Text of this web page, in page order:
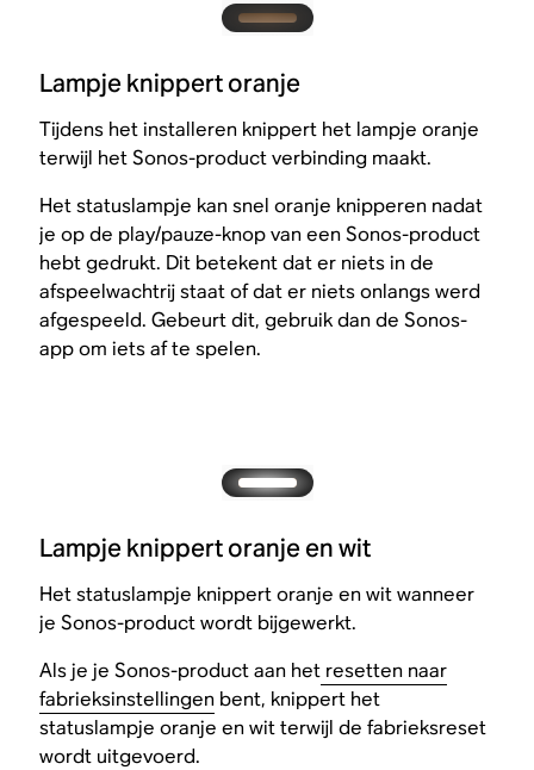
Lampje knippert oranje
Tijdens het installeren knippert het lampje oranje
terwijl het Sonos-product verbinding maakt.
Het statuslampje kan snel oranje knipperen nadat
je op de play/pauze-knop van een Sonos-product
hebt gedrukt. Dit betekent dat er niets in de
afspeelwachtrij staat of dat er niets onlangs werd
afgespeeld. Gebeurt dit, gebruik dan de Sonos-
app om iets af te spelen.
Lampje knippert oranje en wit
Het statuslampje knippert oranje en wit wanneer
je Sonos-product wordt bijgewerkt.
Als je je Sonos-product aan het resetten naar
fabrieksinstellingen bent, knippert het
statuslampje oranje en wit terwijl de fabrieksreset
wordt uitgevoerd.